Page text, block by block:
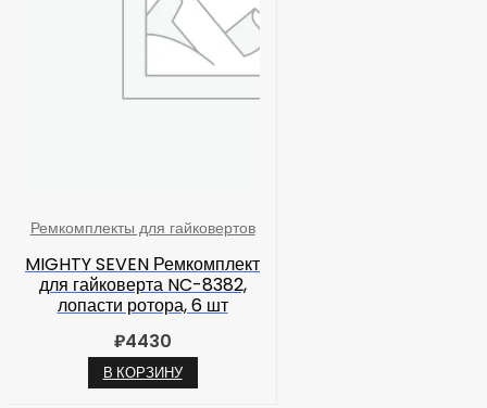
Ремкомплекты для гайковертов
MIGHTY SEVEN Ремкомплект
для гайковерта NC-8382,
лопасти ротора, 6 шт
₽4430
В КОРЗИНУ